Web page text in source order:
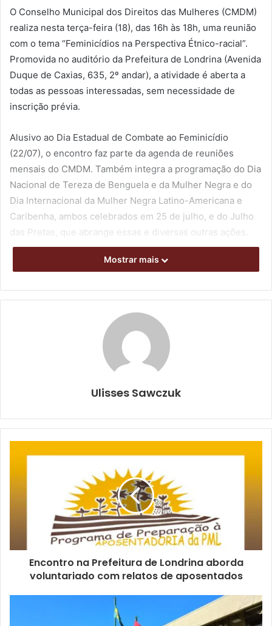
O Conselho Municipal dos Direitos das Mulheres (CMDM)
realiza nesta terça-feira (18), das 16h às 18h, uma reunião
com o tema “Feminicídios na Perspectiva Étnico-racial”.
Promovida no auditório da Prefeitura de Londrina (Avenida
Duque de Caxias, 635, 2º andar), a atividade é aberta a
todas as pessoas interessadas, sem necessidade de
inscrição prévia.
Alusivo ao Dia Estadual de Combate ao Feminicídio
(22/07), o encontro faz parte da agenda de reuniões
mensais do CMDM. Também integra a programação do Dia
Nacional de Tereza de Benguela e da Mulher Negra e do
Dia Internacional da Mulher Negra Latino-Americana e
Caribenha, ambos celebrados em 25 de julho, e do Julho
das Pretas, que abrange essas e diversas outras ações.
A integrante dos conselhos
municipais de Direitos das Mulheres
(CMDM) e de Promoção da Igualdade
Racial (CMPIR), Márcia Cacilda Ribeiro.
Foto: Acervo pessoal
A reunião de amanhã (18) contará com a participação de
suplente da Plenária de Mulheres Negras da Região Norte
do Paraná, e também faz parte do Conselho Municipal de
Mostrar mais
Ulisses Sawczuk
Encontro na Prefeitura de Londrina aborda
voluntariado com relatos de aposentados